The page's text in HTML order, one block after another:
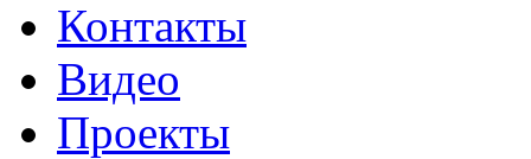
Контакты
Видео
Проекты